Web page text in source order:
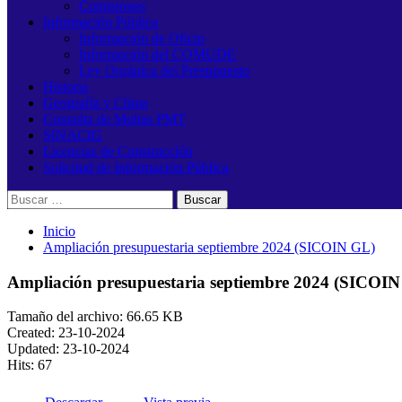
Comisiones
Información Pública
Información de Oficio
Información del COMUDE
Ley Orgánica del Presupuesto
Historia
Geografía y Clima
Consulta de Multas PMT
SINACIG
Licencias de Construcción
Solicitud de Información Pública
Buscar:
Inicio
Ampliación presupuestaria septiembre 2024 (SICOIN GL)
Ampliación presupuestaria septiembre 2024
Tamaño del archivo: 66.65 KB
Created: 23-10-2024
Updated: 23-10-2024
Hits: 67